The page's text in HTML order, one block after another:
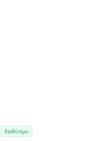
διαθέσιμο
χρώματα